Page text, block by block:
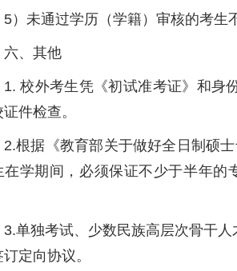
5）未通过学历（学籍）审核的考生
六、其他
1. 校外考生凭《初试准考证》和身
件检查。
2.根据《教育部关于做好全日制硕
在学期间，必须保证不少于半年的
3.单独考试、少数民族高层次骨干
定向协议。